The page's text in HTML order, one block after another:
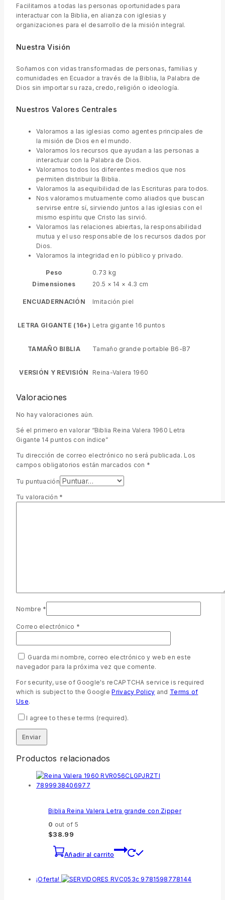
Facilitamos a todas las personas oportunidades para
interactuar con la Biblia, en alianza con iglesias y
organizaciones para el desarrollo de la misión integral.
Nuestra Visión
Soñamos con vidas transformadas de personas, familias y
comunidades en Ecuador a través de la Biblia, la Palabra de
Dios sin importar su raza, credo, religión o ideología.
Nuestros Valores Centrales
Valoramos a las iglesias como agentes principales de
la misión de Dios en el mundo.
Valoramos los recursos que ayudan a las personas a
interactuar con la Palabra de Dios.
Valoramos todos los diferentes medios que nos
permiten distribuir la Biblia.
Valoramos la asequibilidad de las Escrituras para todos.
Nos valoramos mutuamente como aliados que buscan
servirse entre sí, sirviendo juntos a las iglesias con el
mismo espíritu que Cristo las sirvió.
Valoramos las relaciones abiertas, la responsabilidad
mutua y el uso responsable de los recursos dados por
Dios.
Valoramos la integridad en lo público y privado.
Peso
0.73 kg
Dimensiones
20.5 × 14 × 4.3 cm
ENCUADERNACIÓN Imitación piel
LETRA GIGANTE (16+) Letra gigante 16 puntos
TAMAÑO BIBLIA Tamaño grande portable B6-B7
VERSIÓN Y REVISIÓN Reina-Valera 1960
Valoraciones
No hay valoraciones aún.
Sé el primero en valorar “Biblia Reina Valera 1960 Letra
Gigante 14 puntos con índice”
Tu dirección de correo electrónico no será publicada. Los
campos obligatorios están marcados con *
Tu puntuación
Tu valoración *
Nombre *
Correo electrónico *
Guarda mi nombre, correo electrónico y web en este
navegador para la próxima vez que comente.
For security, use of Google's reCAPTCHA service is required
which is subject to the GooglePrivacy Policy and Terms of
Use.
I agree to these terms (required).
Productos relacionados
Biblia Reina Valera Letra grande con Zipper
0 out of 5
$38.99
Añadir al carrito
¡Oferta!